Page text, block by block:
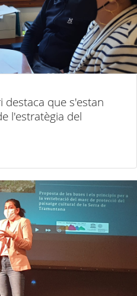
destaca que s'estan
l'estratègia del